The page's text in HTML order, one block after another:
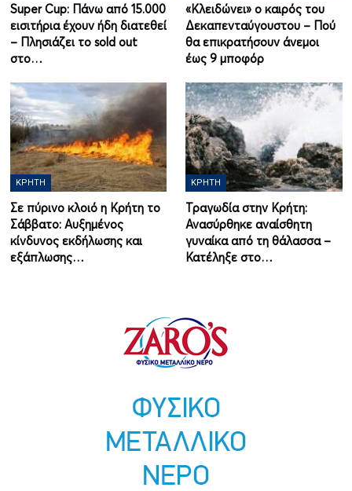
Super Cup: Πάνω από 15.000
εισιτήρια έχουν ήδη διατεθεί
– Πλησιάζει το sold out
στο…
«Κλειδώνει» ο καιρός του
Δεκαπενταύγουστου – Πού
θα επικρατήσουν άνεμοι
έως 9 μποφόρ
ΚΡΉΤΗ
Σε πύρινο κλοιό η Κρήτη το
Σάββατο: Αυξημένος
κίνδυνος εκδήλωσης και
εξάπλωσης…
ΚΡΉΤΗ
Τραγωδία στην Κρήτη:
Ανασύρθηκε αναίσθητη
γυναίκα από τη θάλασσα –
Κατέληξε στο…